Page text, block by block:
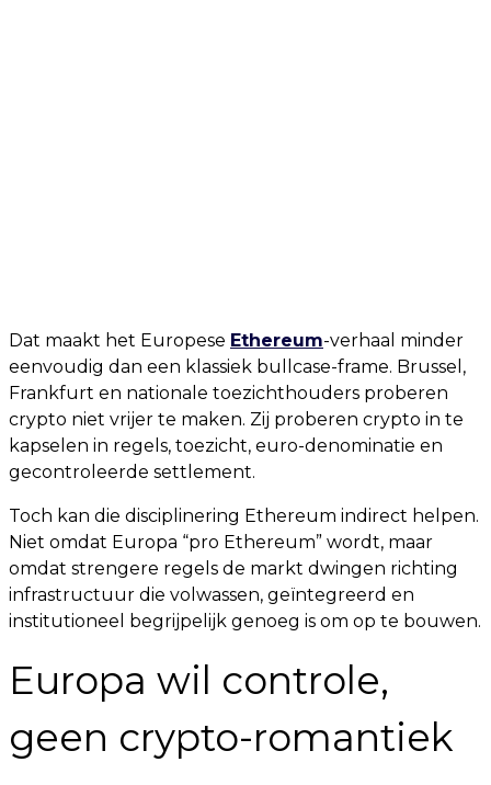
Dat maakt het Europese Ethereum-verhaal minder
eenvoudig dan een klassiek bullcase-frame. Brussel,
Frankfurt en nationale toezichthouders proberen
crypto niet vrijer te maken. Zij proberen crypto in te
kapselen in regels, toezicht, euro-denominatie en
gecontroleerde settlement.
Toch kan die disciplinering Ethereum indirect helpen.
Niet omdat Europa “pro Ethereum” wordt, maar
omdat strengere regels de markt dwingen richting
infrastructuur die volwassen, geïntegreerd en
institutioneel begrijpelijk genoeg is om op te bouwen.
Europa wil controle,
geen crypto-romantiek